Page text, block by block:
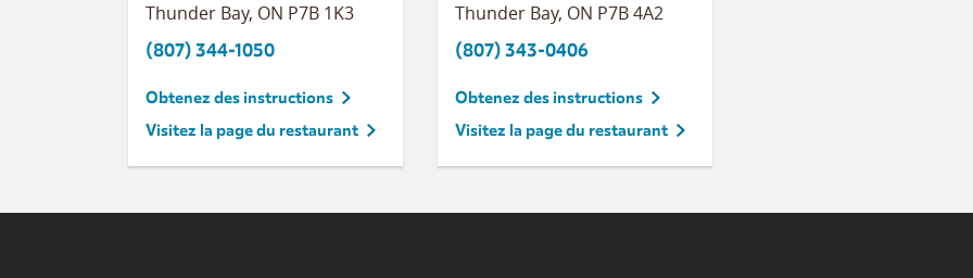
Thunder Bay, ON P7B 1K3
(807) 344-1050
Obtenez des instructions
Visitez la page du restaurant
Thunder Bay, ON P7B 4A2
(807) 343-0406
Obtenez des instructions
Visitez la page du restaurant